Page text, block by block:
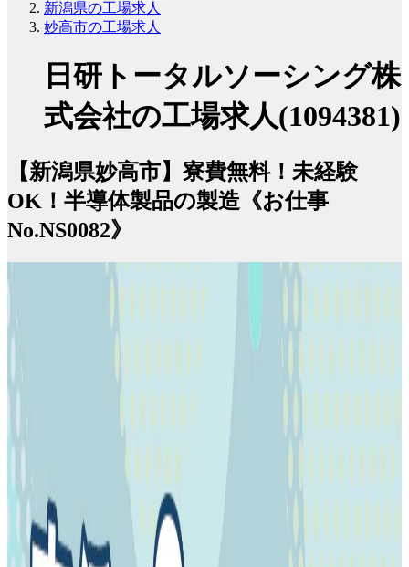
新潟県の工場求人
妙高市の工場求人
日研トータルソーシング株
式会社の工場求人(1094381)
【新潟県妙高市】寮費無料！未経験
OK！半導体製品の製造《お仕事
No.NS0082》